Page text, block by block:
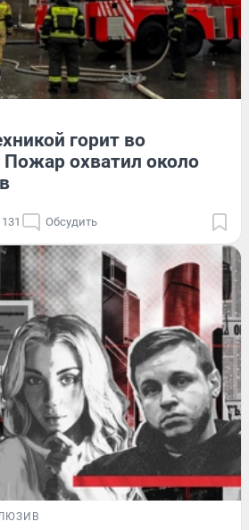
горит во
Пожар охватил около
131 Обсудить